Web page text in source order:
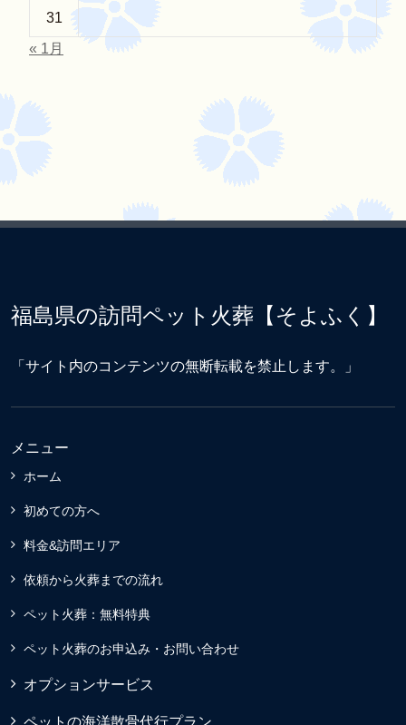
31
« 1月
福島県の訪問ペット火葬【そよふく】
「サイト内のコンテンツの無断転載を禁止します。」
メニュー
ホーム
初めての方へ
料金&訪問エリア
依頼から火葬までの流れ
ペット火葬：無料特典
ペット火葬のお申込み・お問い合わせ
オプションサービス
ペットの海洋散骨代行プラン